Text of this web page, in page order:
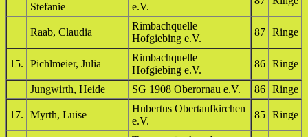
Stefanie
e.V.
Raab, Claudia
Rimbachquelle
Hofgiebing e.V.
87 Ringe
15. Pichlmeier, Julia
Rimbachquelle
Hofgiebing e.V.
86 Ringe
Jungwirth, Heide SG 1908 Oberornau e.V. 86 Ringe
17. Myrth, Luise
Hubertus Obertaufkirchen
e.V.
85 Ringe